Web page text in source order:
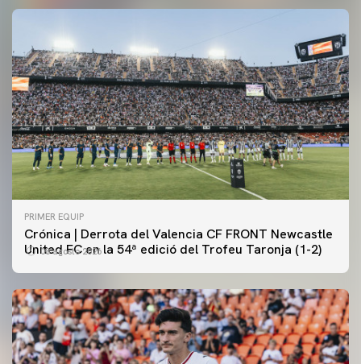
PRIMER EQUIP
Crónica | Derrota del Valencia CF FRONT Newcastle
United FC en la 54ª edició del Trofeu Taronja (1-2)
08 agosto 2026